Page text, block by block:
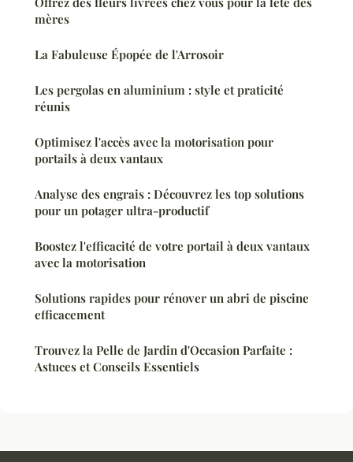
mères
La Fabuleuse Épopée de l'Arrosoir
Les pergolas en aluminium : style et praticité
réunis
Optimisez l'accès avec la motorisation pour
portails à deux vantaux
Analyse des engrais : Découvrez les top solutions
pour un potager ultra-productif
Boostez l'efficacité de votre portail à deux vantaux
avec la motorisation
Solutions rapides pour rénover un abri de piscine
efficacement
Trouvez la Pelle de Jardin d'Occasion Parfaite :
Astuces et Conseils Essentiels